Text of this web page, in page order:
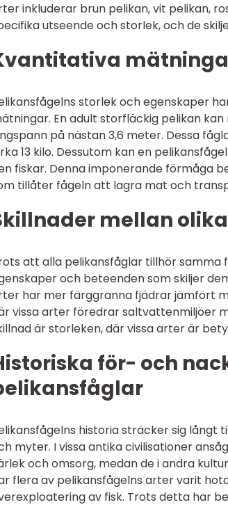
inkluderar brun pelikan, vit pelikan,
utseende och storlek, och de
storlek och egenskaper
En adult storfläckig pelikan
på nästan 3,6 meter. Dessa
13 kilo. Dessutom kan en
fiskar. Denna imponerande förmåga
tillåter fågeln att lagra mat och
mellan
att alla pelikansfåglar tillhör samma
och beteenden som skiljer
har mer färggranna fjädrar jämfört
vissa arter föredrar saltvattenmiljöer
är storleken, där vissa arter är
för- och
historia sträcker sig långt
myter. I vissa antika civilisationer
och omsorg, medan de i andra
flera av pelikansfågelns arter varit
av fisk. Trots detta har